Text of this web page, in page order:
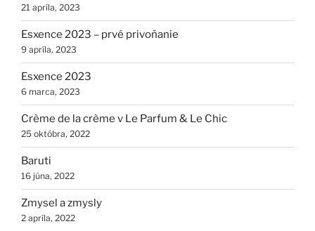
21 apríla, 2023
Esxence 2023 – prvé privoňanie
9 apríla, 2023
Esxence 2023
6 marca, 2023
Crème de la crème v Le Parfum & Le Chic
25 októbra, 2022
Baruti
16 júna, 2022
Zmysel a zmysly
2 apríla, 2022